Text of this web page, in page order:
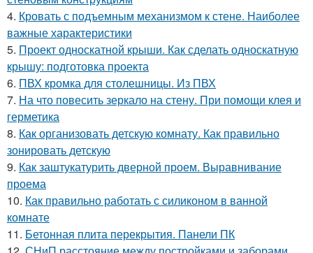
4. Кровать с подъемным механизмом к стене. Наиболее
важные характеристики
5. Проект односкатной крыши. Как сделать односкатную
крышу: подготовка проекта
6. ПВХ кромка для столешницы. Из ПВХ
7. На что повесить зеркало на стену. При помощи клея и
герметика
8. Как организовать детскую комнату. Как правильно
зонировать детскую
9. Как заштукатурить дверной проем. Выравнивание
проема
10. Как правильно работать с силиконом в ванной
комнате
11. Бетонная плита перекрытия. Панели ПК